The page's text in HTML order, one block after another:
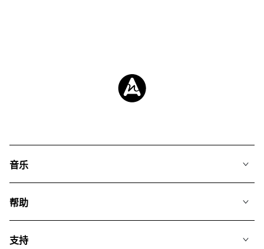
音乐
搜索
帮助
我们如何运用AI
支持